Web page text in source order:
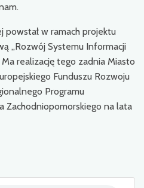
w ramach projektu
„Rozwój Systemu Informacji
realizację tego zadnia Miasto
Funduszu Rozwoju
Programu
Zachodniopomorskiego na lata